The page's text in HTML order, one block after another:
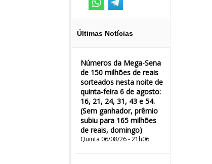
Últimas Notícias
Números da Mega-Sena
de 150 milhões de reais
sorteados nesta noite de
quinta-feira 6 de agosto:
16, 21, 24, 31, 43 e 54.
(Sem ganhador, prêmio
subiu para 165 milhões
de reais, domingo)
Quinta 06/08/26 - 21h06